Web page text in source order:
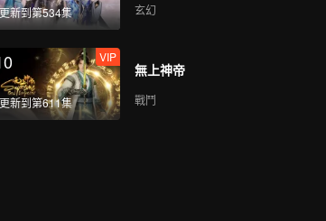
新到第534集 玄幻
更新到第611集
VIP
無上神帝
戰鬥